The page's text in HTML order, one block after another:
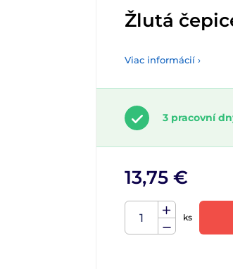
Žlutá
Viac informácií ›
3 pracovní
13,75 €
ks